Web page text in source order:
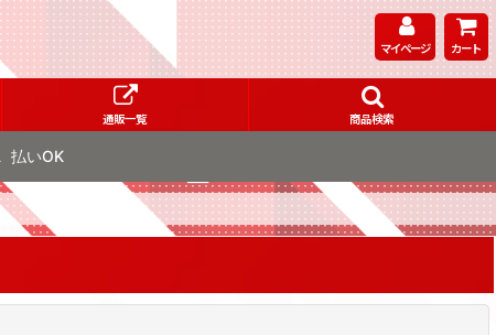
マイページ カート
通販一覧 商品検索
払いOK